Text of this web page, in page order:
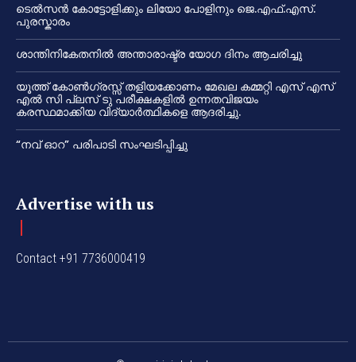
ടെൽസൻ കോട്ടോളിക്കും ലിയോ പോളിനും ജെ.എഫ്.എസ്.
പുരസ്കാരം
ശാന്തിനികേതനിൽ അന്താരാഷ്ട്ര യോഗ ദിനം ആചരിച്ചു
യൂത്ത് കോൺഗ്രസ്സ് തളിയക്കോണം മേഖല കമ്മറ്റി എസ് എസ്
എൽ സി പ്ലസ് ടു പരീക്ഷകളിൽ ഉന്നതവിജയം
കരസ്ഥമാക്കിയ വിദ്യാർത്ഥികളെ ആദരിച്ചു.
“നവ് ഓറ” പരിപാടി സംഘടിപ്പിച്ചു
Advertise with us
Contact +91 7736000419